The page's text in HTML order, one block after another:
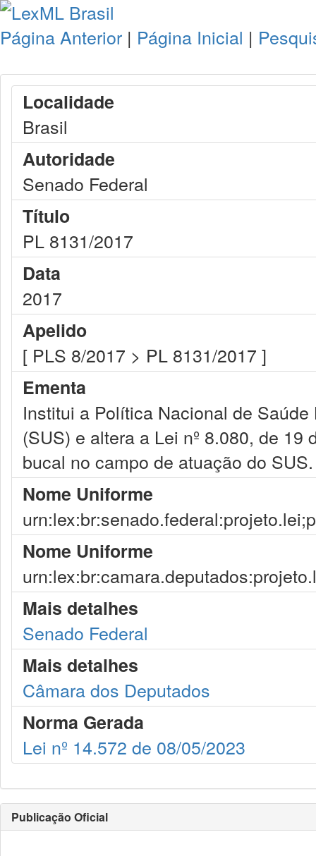
Página Anterior | Página Inicial |
Localidade
Brasil
Autoridade
Senado Federal
Título
PL 8131/2017
Data
2017
Apelido
[ PLS 8/2017 > PL 8131/2017 ]
Ementa
Institui a Política Nacional de
(SUS) e altera a Lei nº 8.080, de
bucal no campo de atuação do SUS.
Nome Uniforme
Nome Uniforme
Mais detalhes
Senado Federal
Mais detalhes
Câmara dos Deputados
Norma Gerada
Lei nº 14.572 de 08/05/2023
Publicação Oficial